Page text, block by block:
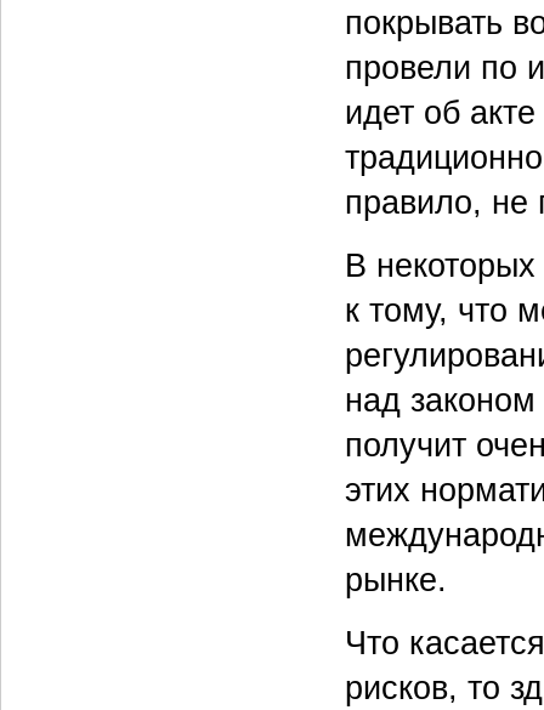
покрывать
провели по
идет об
правило, не
В
к тому, что
над
получит
этих
рынке.
Что
рисков, то